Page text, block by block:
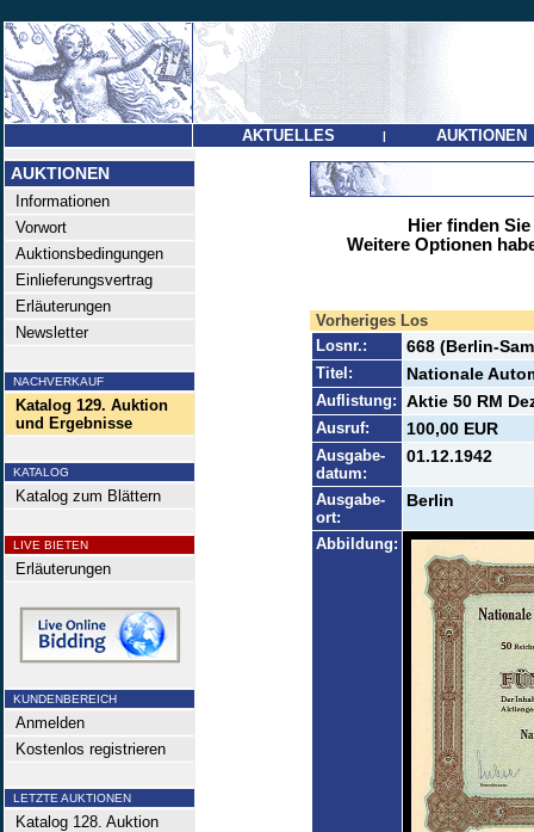
AKTUELLES | AUKTIONEN
AUKTIONEN
Informationen
Vorwort
Auktionsbedingungen
Einlieferungsvertrag
Erläuterungen
Newsletter
NACHVERKAUF
Katalog 129. Auktion
und Ergebnisse
KATALOG
Katalog zum Blättern
LIVE BIETEN
Erläuterungen
KUNDENBEREICH
Anmelden
Kostenlos registrieren
LETZTE AUKTIONEN
Katalog 128. Auktion
Hier finden
Weitere Optionen
Vorheriges Los
Losnr.:
668 (Berlin-
Titel: Nationale
Auflistung: Aktie 50 RM
Ausruf: 100,00 EUR
Ausgabe-
datum:
01.12.1942
Ausgabe-
ort:
Berlin
Abbildung: